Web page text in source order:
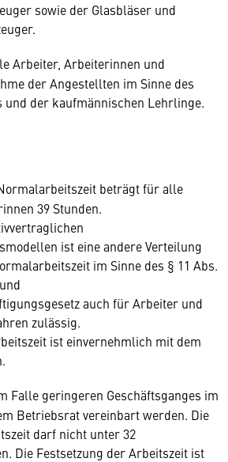
sowie der Glasbläser und
Arbeiter, Arbeiterinnen und
der Angestellten im Sinne des
und der kaufmännischen Lehrlinge.
beträgt für alle
39 Stunden.
ist eine andere Verteilung
im Sinne des § 11 Abs.
auch für Arbeiter und
zulässig.
ist einvernehmlich mit dem
Falle geringeren Geschäftsganges im
Betriebsrat vereinbart werden. Die
darf nicht unter 32
Die Festsetzung der Arbeitszeit ist